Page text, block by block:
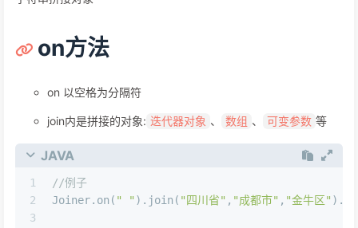
on方法
on 以空格为分隔符
join内是拼接的对象: 迭代器对象 、 数组 、 可变参数 等
JAVA
1
2
3
//例子
Joiner.on( " " ).join( "四川省" , "成都市" , "金牛区"